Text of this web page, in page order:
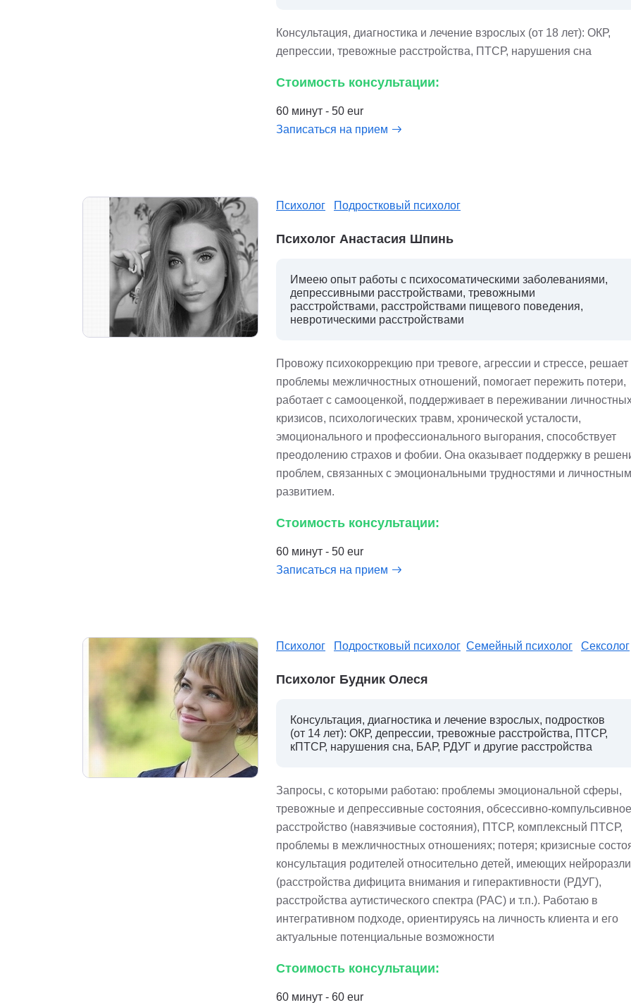
Консультация, диагностика и лечение взрослых (от 18 лет): ОКР,
депрессии, тревожные расстройства, ПТСР, нарушения сна
Стоимость консультации:
60 минут - 50 eur
Записаться на прием
Психолог Подростковый психолог
Психолог Анастасия Шпинь
Имеею опыт работы с психосоматическими заболеваниями,
депрессивными расстройствами, тревожными
расстройствами, расстройствами пищевого поведения,
невротическими расстройствами
Провожу психокоррекцию при тревоге, агрессии и стрессе, решает
проблемы межличностных отношений, помогает пережить потери,
работает с самооценкой, поддерживает в переживании
кризисов, психологических травм, хронической усталости,
эмоционального и профессионального выгорания, способствует
преодолению страхов и фобии. Она оказывает поддержку в
проблем, связанных с эмоциональными трудностями и личностным
развитием.
Стоимость консультации:
60 минут - 50 eur
Записаться на прием
Психолог Подростковый психолог Семейный психолог Сексолог
Психолог Будник Олеся
Консультация, диагностика и лечение взрослых, подростков
(от 14 лет): ОКР, депрессии, тревожные расстройства, ПТСР,
кПТСР, нарушения сна, БАР, РДУГ и другие расстройства
Запросы, с которыми работаю: проблемы эмоциональной сферы,
тревожные и депрессивные состояния, обсессивно-компульсивное
расстройство (навязчивые состояния), ПТСР, комплексный ПТСР,
проблемы в межличностных отношениях; потеря; кризисные
консультация родителей относительно детей, имеющих
(расстройства дифицита внимания и гиперактивности (РДУГ),
расстройства аутистического спектра (РАС) и т.п.). Работаю в
интегративном подходе, ориентируясь на личность клиента и его
актуальные потенциальные возможности
Стоимость консультации:
60 минут - 60 eur